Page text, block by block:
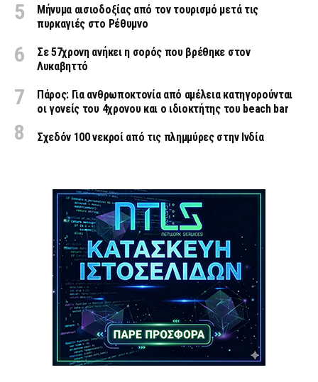
Μήνυμα αισιοδοξίας από τον τουρισμό μετά τις
πυρκαγιές στο Ρέθυμνο
Σε 57χρονη ανήκει η σορός που βρέθηκε στον
Λυκαβηττό
Πάρος: Για ανθρωποκτονία από αμέλεια κατηγορούνται
οι γονείς του 4χρονου και ο ιδιοκτήτης του beach bar
Σχεδόν 100 νεκροί από τις πλημμύρες στην Ινδία